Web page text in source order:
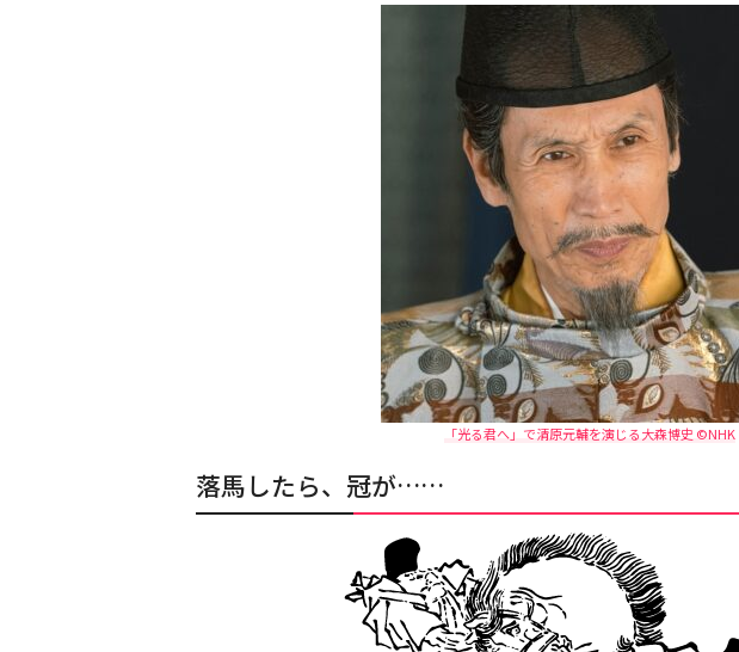
「光る君へ」で清原元輔を演じる大森博史 ©NHK
落馬したら、冠が……